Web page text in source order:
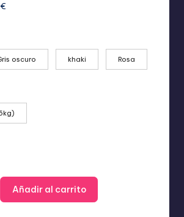
€Rango
14,99 €
hasta
oscuro khaki Rosa
Añadir al carrito